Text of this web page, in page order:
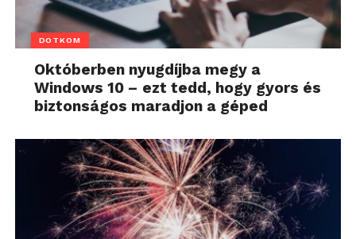
DOTKOM
Októberben nyugdíjba megy a
Windows 10 – ezt tedd, hogy gyors és
biztonságos maradjon a géped